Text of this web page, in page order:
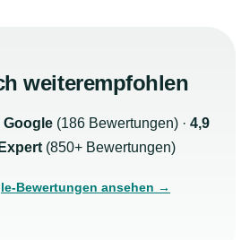
weiterempfohlen
(186 Bewertungen) · 4,9
(850+ Bewertungen)
Bewertungen ansehen →